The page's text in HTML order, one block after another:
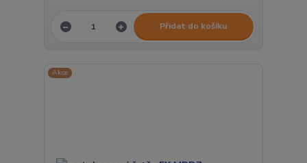
Přidat do košíku
Akce